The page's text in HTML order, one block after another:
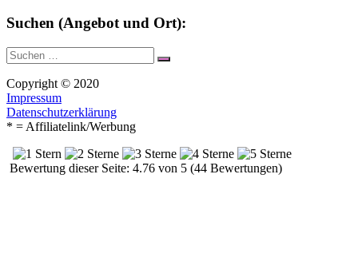
Suchen (Angebot und Ort):
Suche
nach:
Suchen
Copyright © 2020
Impressum
Datenschutzerklärung
* = Affiliatelink/Werbung
Bewertung dieser Seite: 4.76 von 5 (44 Bewertungen)